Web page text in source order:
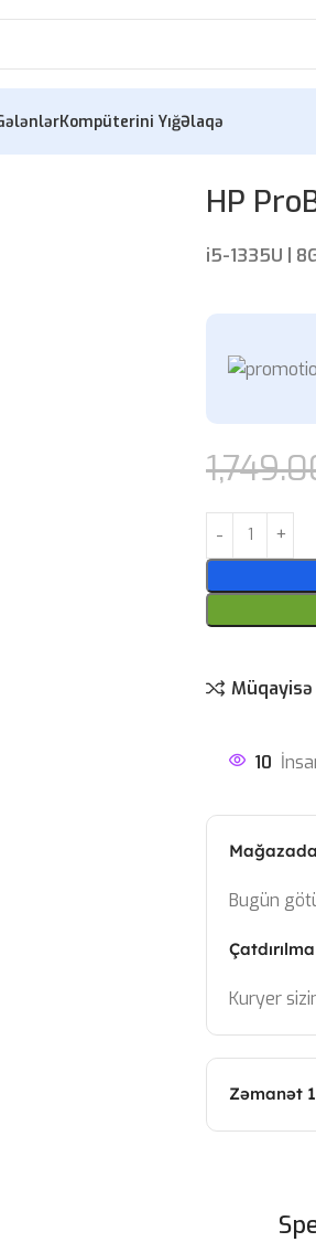
Kompüterini YığƏlaqə
HP
i5-1335U |
Müqayisə
10
Bugün
Çatdırılma
Kuryer
Zəmanət